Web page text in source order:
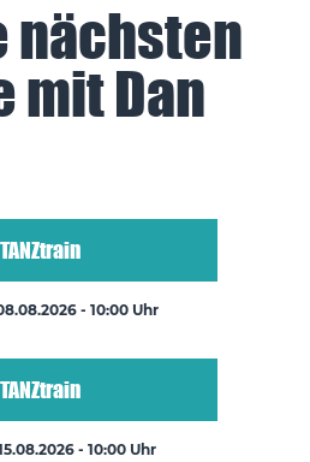
nächsten
mit Dan
TANZtrain
- 10:00 Uhr
TANZtrain
- 10:00 Uhr